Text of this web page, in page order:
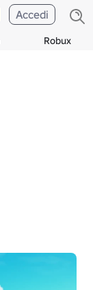
Robux
Accedi